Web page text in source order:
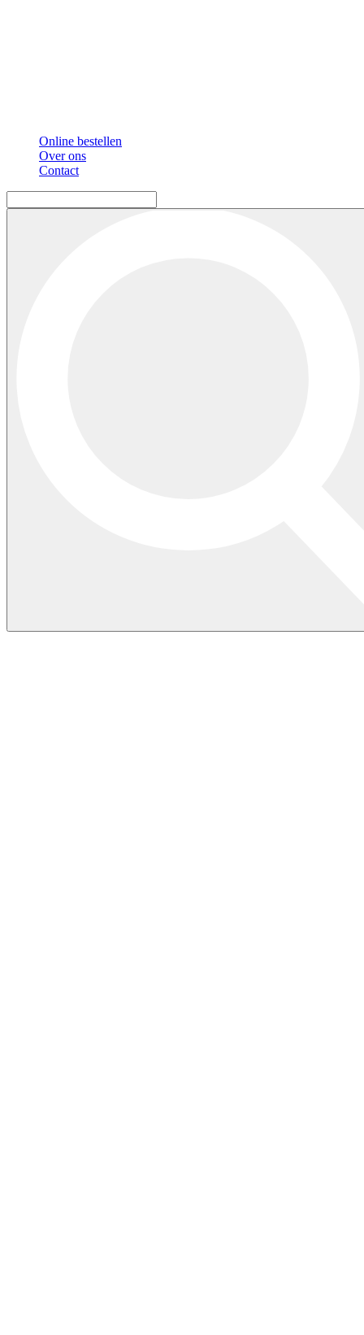
Online bestellen
Over ons
Contact